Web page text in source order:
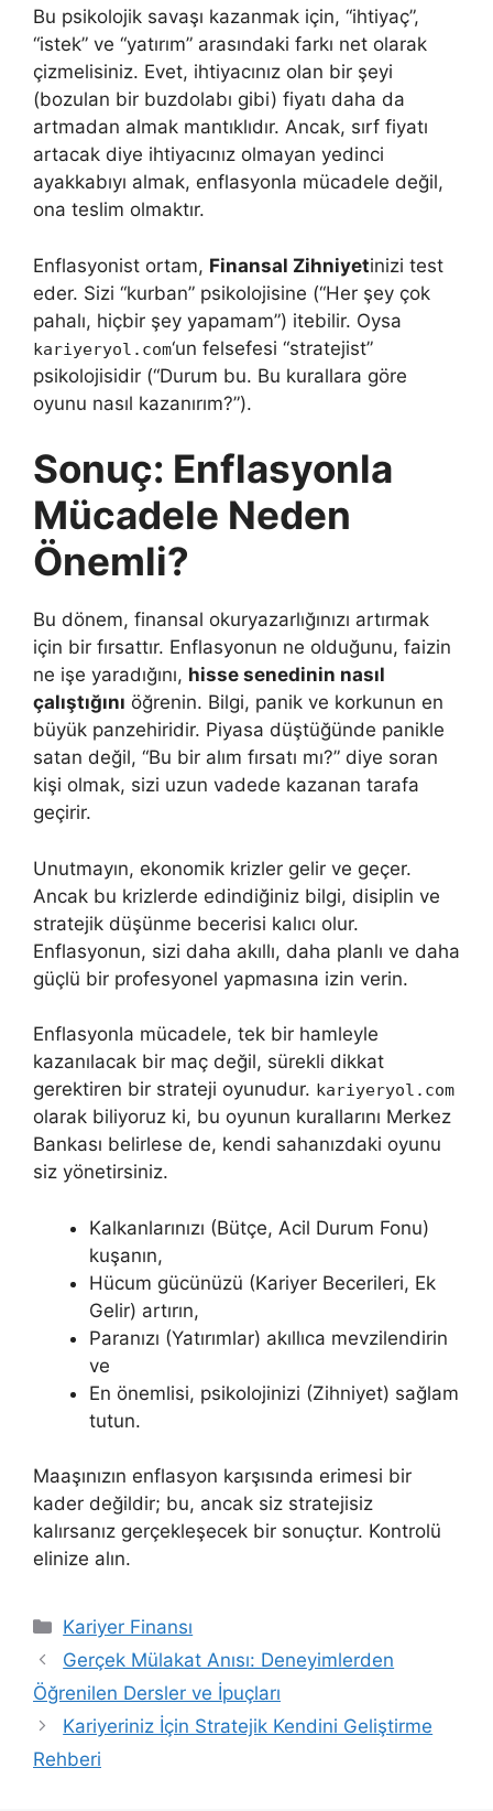
Bu psikolojik savaşı kazanmak için, “ihtiyaç”,
“istek” ve “yatırım” arasındaki farkı net olarak
çizmelisiniz. Evet, ihtiyacınız olan bir şeyi
(bozulan bir buzdolabı gibi) fiyatı daha da
artmadan almak mantıklıdır. Ancak, sırf fiyatı
artacak diye ihtiyacınız olmayan yedinci
ayakkabıyı almak, enflasyonla mücadele değil,
ona teslim olmaktır.
Enflasyonist ortam, Finansal Zihniyetinizi test
eder. Sizi “kurban” psikolojisine (“Her şey çok
pahalı, hiçbir şey yapamam”) itebilir. Oysa
kariyeryol.com‘un felsefesi “stratejist”
psikolojisidir (“Durum bu. Bu kurallara göre
oyunu nasıl kazanırım?”).
Sonuç: Enflasyonla
Mücadele Neden
Önemli?
Bu dönem, finansal okuryazarlığınızı artırmak
için bir fırsattır. Enflasyonun ne olduğunu, faizin
ne işe yaradığını, hisse senedinin nasıl
çalıştığını öğrenin. Bilgi, panik ve korkunun en
büyük panzehiridir. Piyasa düştüğünde panikle
satan değil, “Bu bir alım fırsatı mı?” diye soran
kişi olmak, sizi uzun vadede kazanan tarafa
geçirir.
Unutmayın, ekonomik krizler gelir ve geçer.
Ancak bu krizlerde edindiğiniz bilgi, disiplin ve
stratejik düşünme becerisi kalıcı olur.
Enflasyonun, sizi daha akıllı, daha planlı ve daha
güçlü bir profesyonel yapmasına izin verin.
Enflasyonla mücadele, tek bir hamleyle
kazanılacak bir maç değil, sürekli dikkat
gerektiren bir strateji oyunudur. kariyeryol.com
olarak biliyoruz ki, bu oyunun kurallarını Merkez
Bankası belirlese de, kendi sahanızdaki oyunu
siz yönetirsiniz.
Kalkanlarınızı (Bütçe, Acil Durum Fonu)
kuşanın,
Hücum gücünüzü (Kariyer Becerileri, Ek
Gelir) artırın,
Paranızı (Yatırımlar) akıllıca mevzilendirin
ve
En önemlisi, psikolojinizi (Zihniyet) sağlam
tutun.
Maaşınızın enflasyon karşısında erimesi bir
kader değildir; bu, ancak siz stratejisiz
kalırsanız gerçekleşecek bir sonuçtur. Kontrolü
elinize alın.
Kategoriler
Kariyer Finansı
Gerçek Mülakat Anısı: Deneyimlerden
Öğrenilen Dersler ve İpuçları
Kariyeriniz İçin Stratejik Kendini Geliştirme
Rehberi